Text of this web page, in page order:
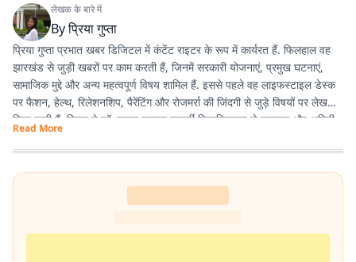
लेखक के बारे में
Byप्रिया गुप्ता
प्रिया गुप्ता प्रभात खबर डिजिटल में कंटेंट राइटर के रूप में कार्यरत हैं. फिलहाल वह
झारखंड से जुड़ी खबरों पर काम करती हैं, जिनमें सरकारी योजनाएं, प्रमुख घटनाएं,
सामाजिक मुद्दे और अन्य महत्वपूर्ण विषय शामिल हैं. इससे पहले वह लाइफस्टाइल डेस्क
पर फैशन, हेल्थ, रिलेशनशिप, पैरेंटिंग और रोजमर्रा की जिंदगी से जुड़े विषयों पर लेख
लिख चुकी हैं. प्रिया ने डॉ. श्यामा प्रसाद मुखर्जी विश्वविद्यालय से स्नातक और अमिटी
यूनिवर्सिटी से मास्टर डिग्री हासिल की है.
Read More